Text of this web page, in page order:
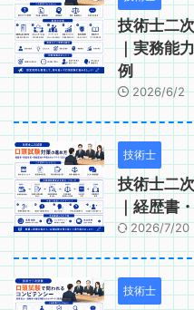
技術士二
｜実務能
例
2026/6/2
技術士
技術士二
｜経歴書
2026/7/20
技術士